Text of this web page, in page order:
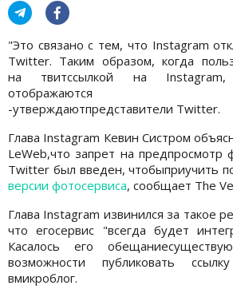
"Это связано с тем, что Instagram
Twitter. Таким образом, когда
на твитссылкой на
отображаются
-утверждаютпредставители Twitter.
Глава Instagram Кевин Систром
LeWeb,что запрет на предпросмотр
Twitter был введен, чтобыприучить
версии фотосервиса, сообщает The
Глава Instagram извинился за такое
что егосервис "всегда будет
Касалось его
возможности публиковать
вмикроблог.